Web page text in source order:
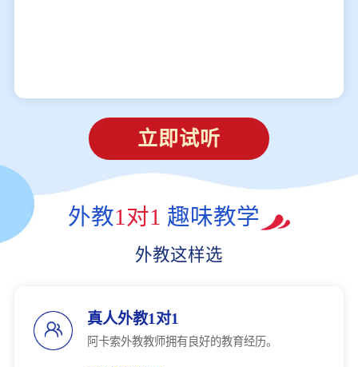
立即试听
外教1对1 趣味教学
外教这样选
真人外教1对1
阿卡索外教教师拥有良好的教育经历。